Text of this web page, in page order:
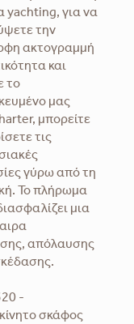
yachting, για να
την
ακτογραμμή
και
το
μας
μπορείτε
τις
γύρω από τη
Το πλήρωμα
μια
απόλαυσης
-
σκάφος